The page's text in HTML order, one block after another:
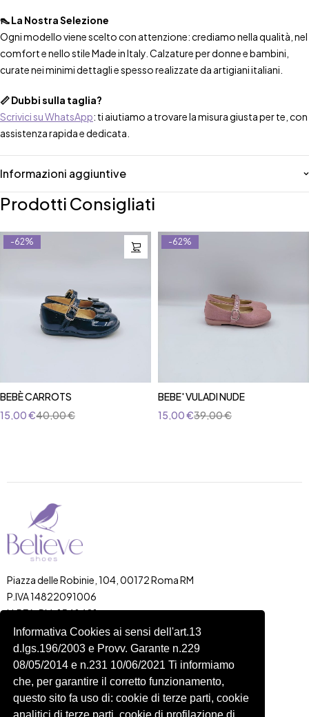
Informativa Cookies ai sensi dell'art.13
d.lgs.196/2003 e Provv. Garante n.229
08/05/2014 e n.231 10/06/2021 Ti informiamo
che, per garantire il corretto funzionamento,
questo sito fa uso di: cookie di terze parti, cookie
analitici di terze parti, cookie di profilazione di
👠 La Nostra Selezione
Ogni modello viene scelto con attenzione: crediamo nella qualità, nel
comfort e nello stile Made in Italy. Calzature per donne e bambini,
curate nei minimi dettagli e spesso realizzate da artigiani italiani.
📏 Dubbi sulla taglia?
Scrivici su WhatsApp: ti aiutiamo a trovare la misura giusta per te, con
assistenza rapida e dedicata.
Informazioni aggiuntive
Prodotti Consigliati
-62%
BEBÈ CARROTS
40,00€
15,00€
-62%
BEBE' VULADI NUDE
39,00€
15,00€
Piazza delle Robinie, 104, 00172 Roma RM
P.IVA 14822091006
N.REA: RM-1548401
C.SOCIALE: €10,00
334 918 4321
Shop
Shop
Donna
Account
Carrello
Profilo